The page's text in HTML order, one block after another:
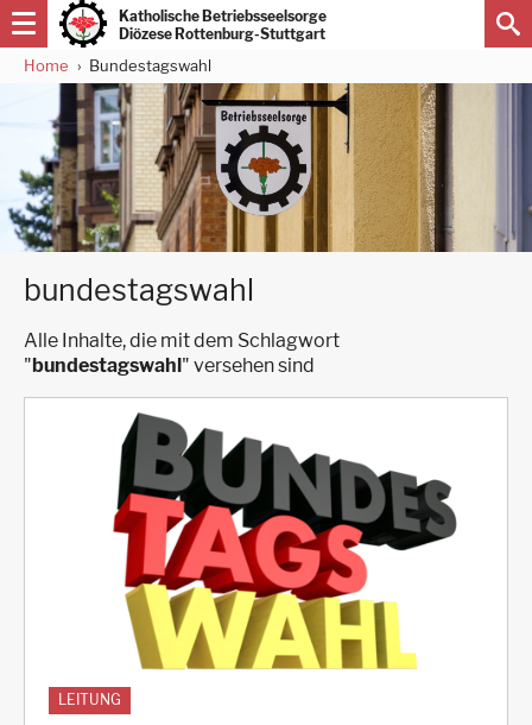
Direkt
zum
Inhalt
Katholische Betriebsseelsorge
Diözese Rottenburg-Stuttgart
Home Bundestagswahl
bundestagswahl
Alle Inhalte, die mit dem Schlagwort
"bundestagswahl" versehen sind
LEITUNG